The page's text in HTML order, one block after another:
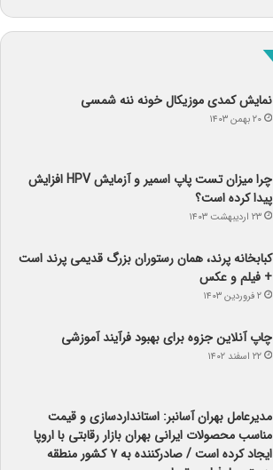
نمایش کمدی موزیکال خونه ننه شمسی
۲۰ بهمن ۱۴۰۳
چرا میزان تست پاپ اسمیر و آزمایش HPV افزایش
پیدا کرده است؟
۲۳ اردیبهشت ۱۴۰۳
کبابخانه پرند، همان رستوران بزرگ قدیمی پرند است
+ فیلم و عکس
۲ فروردین ۱۴۰۳
چاپ آنلاین جزوه برای بهبود فرآیند آموزشی
۲۲ اسفند ۱۴۰۲
مدیرعامل بهران آسانبر: استانداردسازی و قیمت
مناسب محصولات ایرانی بهران بازار رقابتی با اروپا
ایجاد کرده است / صادرکننده به ۷ کشور منطقه